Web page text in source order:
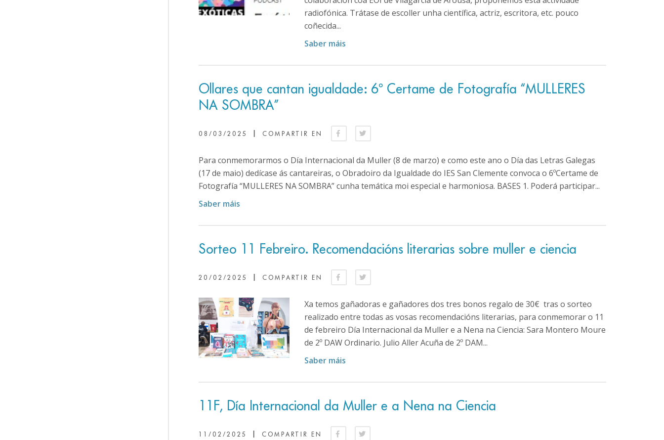
radiofónica. Trátase de escoller unha científica, actriz, escritora, etc. pouco
coñecida...
Saber máis
Ollares que cantan igualdade: 6º Certame de Fotografía “MULLERES
NA SOMBRA”
08/03/2025 COMPARTIR EN
Para conmemorarmos o Día Internacional da Muller (8 de marzo) e como este ano o Día das Letras Galegas
(17 de maio) dedícase ás cantareiras, o Obradoiro da Igualdade do IES San Clemente convoca o 6ºCertame de
Fotografía “MULLERES NA SOMBRA” cunha temática moi especial e harmoniosa. BASES 1. Poderá participar...
Saber máis
Sorteo 11 Febreiro. Recomendacións literarias sobre muller e ciencia
20/02/2025 COMPARTIR EN
Xa temos gañadoras e gañadores dos tres bonos regalo de 30€ tras o sorteo
realizado entre todas as vosas recomendacións literarias, para conmemorar o 11
de febreiro Día Internacional da Muller e a Nena na Ciencia: Sara Montero Moure
de 2º DAW Ordinario. Julio Aller Acuña de 2º DAM...
Saber máis
11F, Día Internacional da Muller e a Nena na Ciencia
11/02/2025 COMPARTIR EN